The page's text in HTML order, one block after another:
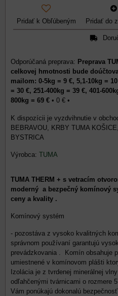
Pridať k Obľúbeným Pridať do
Preprava
celkovej hmotnosti bude
mailom: 0-5kg = 9 €, 5,1-10kg =
= 30 €, 251-400kg = 39 €, 401-
800kg = 69 € • 0 € •
BEBRAVOU, KRBY TUMA
BYSTRICA
Výrobca: TUMA
TUMA THERM + s vetracím
moderný a bezpečný komínový
ceny a kvality .
Komínový systém
- pozostáva z vysoko kvalitných
správnom používaní garantujú
prevádzkovania . Komín obsahuje
umiestnené v komínovom plášti
Izolácia je z tvrdenej minerálnej
odľahčenými tvárnicami o rozmere
Vám ponúkajú dokonalú